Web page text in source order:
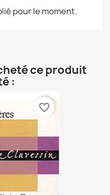
pour le moment.
ce produit
:
favorite_border